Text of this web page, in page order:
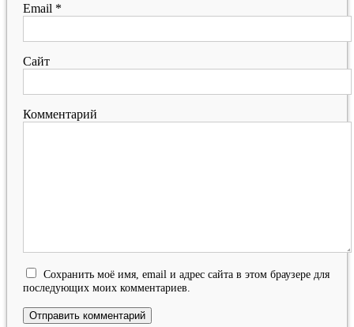
Email *
Сайт
Комментарий
Сохранить моё имя, email и адрес сайта в этом браузере для
последующих моих комментариев.